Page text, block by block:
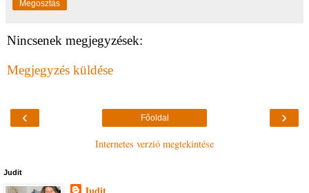
Megosztás
Nincsenek megjegyzések:
Megjegyzés küldése
‹ ›
Főoldal
Internetes verzió megtekintése
Judit